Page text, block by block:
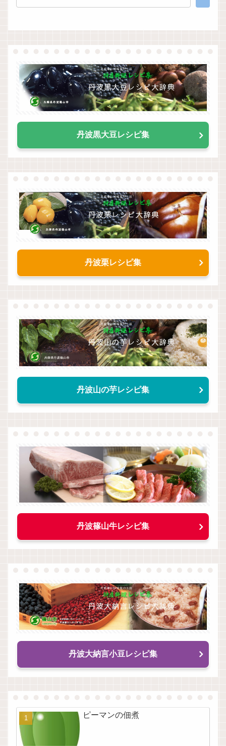
丹波黒大豆レシピ集
丹波栗レシピ集
丹波山の芋レシピ集
丹波篠山牛レシピ集
丹波大納言小豆レシピ集
ピーマンの佃煮